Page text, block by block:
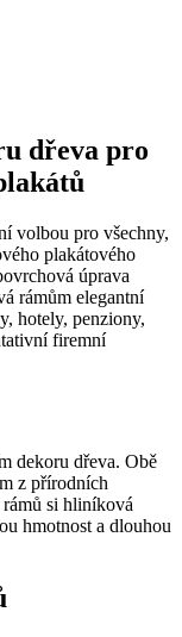
dřeva pro
volbou pro všechny,
plakátového
úprava
rámům elegantní
hotely, penziony,
firemní
dekoru dřeva. Obě
z přírodních
si hliníková
hmotnost a dlouhou